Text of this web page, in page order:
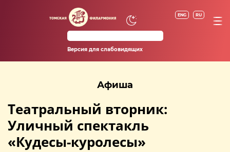
ENG RU
Версия для слабовидящих
Афиша
Театральный вторник:
Уличный спектакль
«Кудесы-куролесы»